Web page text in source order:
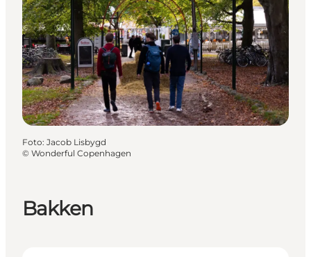
Erlebnisse
Unterkünfte
Reiseplanung
Bakken
Foto: Jacob Lisbygd
© Wonderful Copenhagen